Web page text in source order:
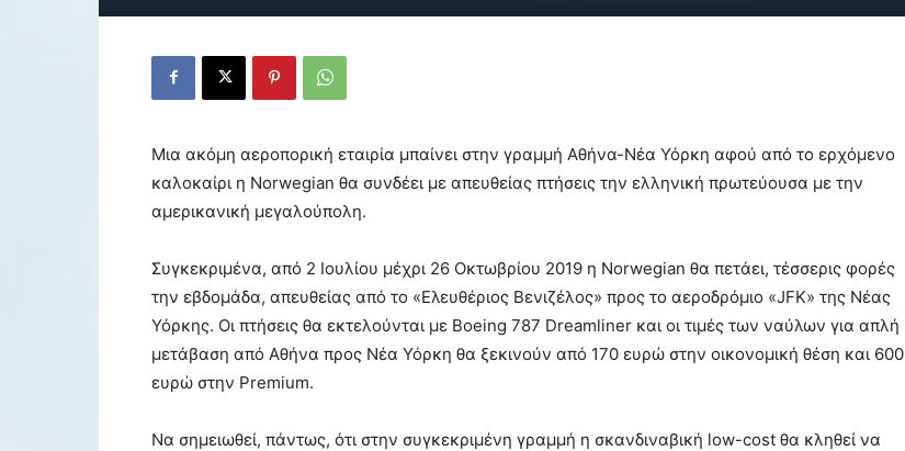
Μια ακόμη αεροπορική εταιρία μπαίνει στην γραμμή Αθήνα-Νέα Υόρκη αφού από το ερχόμενο
καλοκαίρι η Norwegian θα συνδέει με απευθείας πτήσεις την ελληνική πρωτεύουσα με την
αμερικανική μεγαλούπολη.
Συγκεκριμένα, από 2 Ιουλίου μέχρι 26 Οκτωβρίου 2019 η Νorwegian θα πετάει, τέσσερις φορές
την εβδομάδα, απευθείας από το «Ελευθέριος Βενιζέλος» προς το αεροδρόμιο «JFK» της Νέας
Υόρκης. Οι πτήσεις θα εκτελούνται με Boeing 787 Dreamliner και οι τιμές των ναύλων για απλή
μετάβαση από Αθήνα προς Νέα Υόρκη θα ξεκινούν από 170 ευρώ στην οικονομική θέση και 600
ευρώ στην Premium.
Να σημειωθεί, πάντως, ότι στην συγκεκριμένη γραμμή η σκανδιναβική low-cost θα κληθεί να